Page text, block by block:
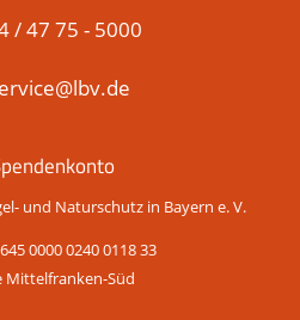
/ 47 75 - 5000
und Naturschutz in Bayern e. V.
0000 0240 0118 33
Mittelfranken-Süd